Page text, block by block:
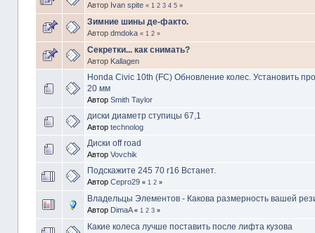
Автор Ivan spite « 1 2 3 4 5»
Зимние шины де-факто.
Автор dmdoka « 1 2»
Секретки... как снимать?
Автор Kallagen
Honda Civic 10th (FC) Обновление колес. Установить
20 мм
Автор Smith Taylor
диски диаметр ступицы 67,1
Автор technolog
Диски off road
Автор Vovchik
Подскажите 245 70 r16 Встанет.
Автор Серго29 « 1 2»
Владельцы Элементов - Какова размерность вашей
Автор DimaA « 1 2 3»
Какие колеса лучше поставить после лифта кузова